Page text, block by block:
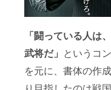
「闘っている人は
武将だ」 というコ
を元に、書体の作